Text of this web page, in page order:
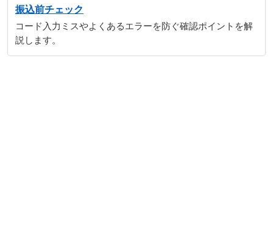
振込前チェック
コード入力ミスやよくあるエラーを防ぐ確認ポイントを解
説します。